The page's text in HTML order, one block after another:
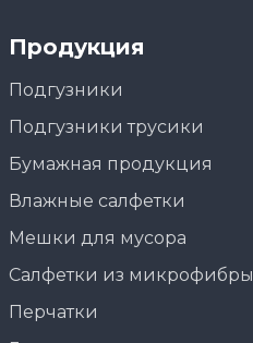
Продукция
Подгузники
Подгузники трусики
Бумажная продукция
Влажные салфетки
Мешки для мусора
Салфетки из микрофибры
Перчатки